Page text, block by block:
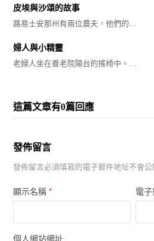
皮埃與沙頌的故事
路易士安那州有兩位農夫，他們的…
婦人與小精靈
老婦人坐在養老院陽台的搖椅中。…
這篇文章有0篇回應
發佈留言
發佈留言必須填寫的電子郵件地址不會公
顯示名稱* 電
個人網站網址